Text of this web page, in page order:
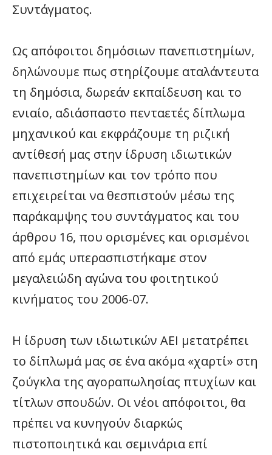
Συντάγματος.
Ως απόφοιτοι δημόσιων πανεπιστημίων,
δηλώνουμε πως στηρίζουμε αταλάντευτα
τη δημόσια, δωρεάν εκπαίδευση και το
ενιαίο, αδιάσπαστο πενταετές δίπλωμα
μηχανικού και εκφράζουμε τη ριζική
αντίθεσή μας στην ίδρυση ιδιωτικών
πανεπιστημίων και τον τρόπο που
επιχειρείται να θεσπιστούν μέσω της
παράκαμψης του συντάγματος και του
άρθρου 16, που ορισμένες και ορισμένοι
από εμάς υπερασπιστήκαμε στον
μεγαλειώδη αγώνα του φοιτητικού
κινήματος του 2006-07.
H ίδρυση των ιδιωτικών ΑΕΙ μετατρέπει
το δίπλωμά μας σε ένα ακόμα «χαρτί» στη
ζούγκλα της αγοραπωλησίας πτυχίων και
τίτλων σπουδών. Οι νέοι απόφοιτοι, θα
πρέπει να κυνηγούν διαρκώς
πιστοποιητικά και σεμινάρια επί